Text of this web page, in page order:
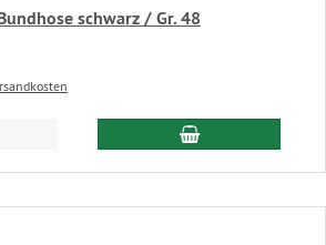
schwarz / Gr. 48
In den